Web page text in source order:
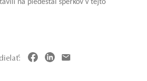
na piedestál šperkov v tejto